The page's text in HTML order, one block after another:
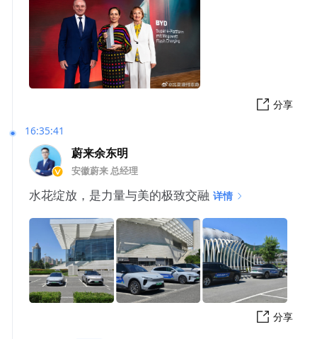
分享
16:35:41
蔚来余东明
安徽蔚来 总经理
水花绽放，是力量与美的极致交融 详情
分享